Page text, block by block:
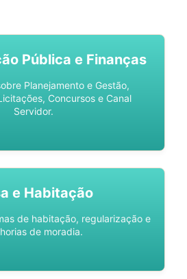
Pública e Finanças
Planejamento e Gestão,
Concursos e Canal
Servidor.
e Habitação
de habitação, regularização e
de moradia.